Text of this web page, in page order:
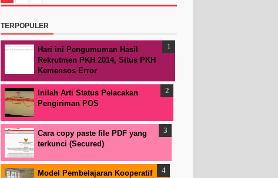
TERPOPULER
Hari ini Pengumuman Hasil
Rekrutmen PKH 2014, Situs PKH
Kemensos Error
Inilah Arti Status Pelacakan
Pengiriman POS
Cara copy paste file PDF yang
terkunci (Secured)
Model Pembelajaran Kooperatif